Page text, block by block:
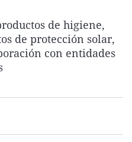
Gente viajera
Como el perro y el
Retornados
Equipo de
Galicia
La Rioja
Televisión
Elecciones
de higiene,
de protección solar,
con entidades